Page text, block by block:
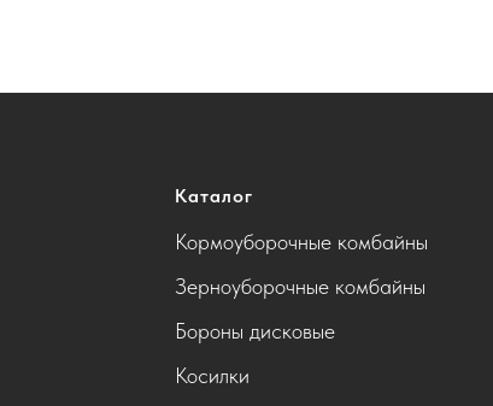
Каталог
Кормоуборочные комбайны
Зерноуборочные комбайны
Бороны дисковые
Косилки